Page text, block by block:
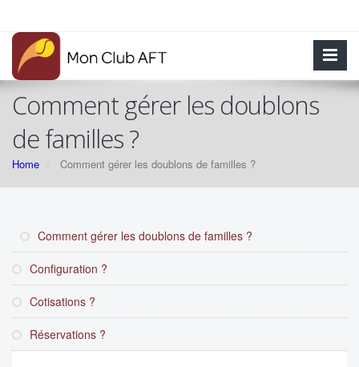
Comment gérer les doublons
de familles ?
Home Comment gérer les doublons de familles ?
Comment gérer les doublons de familles ?
Configuration ?
Cotisations ?
Réservations ?